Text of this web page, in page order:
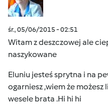
śr., 05/06/2015 - 02:51
Witam z deszczowej ale
naszykowane
Eluniu jesteś sprytna i na
ogarniesz ,wiem że
wesele brata .Hi hi hi